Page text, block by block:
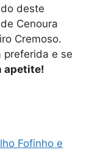
deste
Cenoura
Cremoso.
preferida e se
apetite!
Fofinho e